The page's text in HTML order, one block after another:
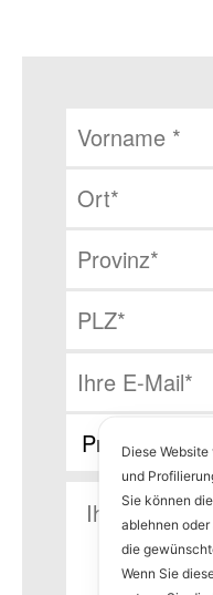
Diese
und
Sie können
ablehnen
die
Wenn Sie